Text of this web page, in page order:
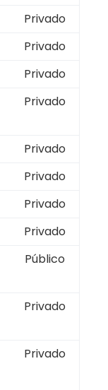
Privado
Privado
Privado
Privado
Privado
Privado
Privado
Privado
Público
Privado
Privado